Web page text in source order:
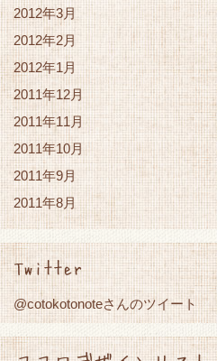
2012年3月
2012年2月
2012年1月
2011年12月
2011年11月
2011年10月
2011年9月
2011年8月
Twitter
@cotokotonoteさんのツイート